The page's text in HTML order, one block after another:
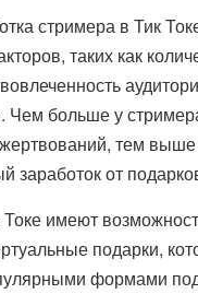
стримера в Тик
таких как
Чем больше у
тем выше
заработок от
имеют
подарки,
формами